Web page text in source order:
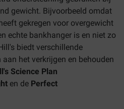
gewicht. Bijvoorbeeld omdat
gekregen voor overgewicht
echte bankhanger is en niet zo
biedt verschillende
het verkrijgen en behouden
Science Plan
en de Perfect